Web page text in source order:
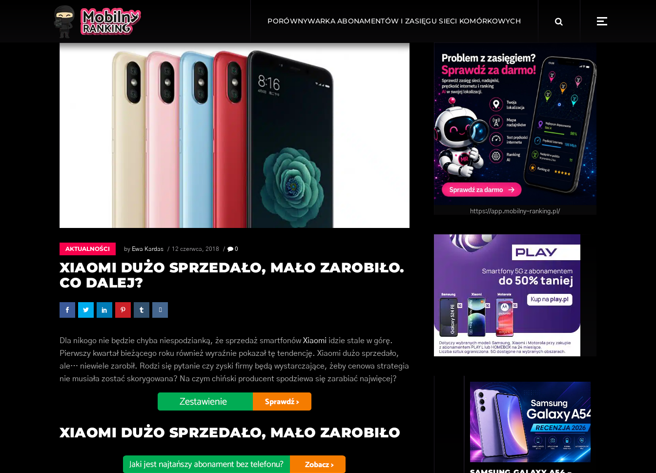
PORÓWNYWARKA ABONAMENTÓW I ZASIĘGU SIECI KOMÓRKOWYCH
for:
AKTUALNOŚCI by Ewa Kardas 12 czerwca, 2018 0
XIAOMI DUŻO SPRZEDAŁO, MAŁO ZAROBIŁO.
CO DALEJ?
Dla nikogo nie będzie chyba niespodzianką, że sprzedaż smartfonówXiaomi idzie stale w górę.
Pierwszy kwartał bieżącego roku również wyraźnie pokazał tę tendencję. Xiaomi dużo sprzedało,
ale… niewiele zarobił. Rodzi się pytanie czy zyski firmy będą wystarczające, żeby cenowa strategia
nie musiała zostać skorygowana? Na czym chiński producent spodziewa się zarabiać najwięcej?
XIAOMI DUŻO SPRZEDAŁO, MAŁO ZAROBIŁO
https://app.mobilny-ranking.pl/